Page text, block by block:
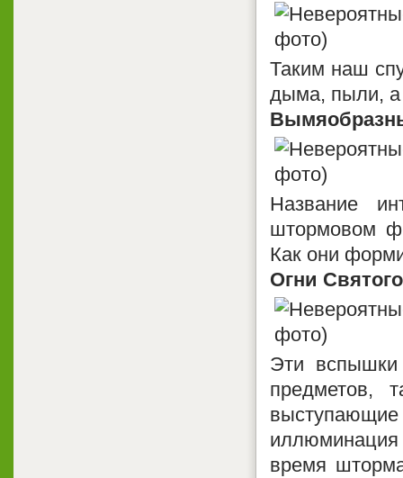
Таким наш
дыма, пыли, а
Название
штормовом
Как они
Огни
Эти
предметов,
время